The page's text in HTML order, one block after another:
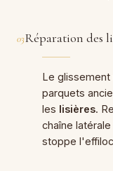
03Réparation des
Le
parquets
les lisières.
chaîne
stoppe